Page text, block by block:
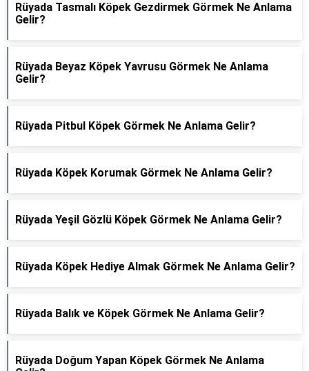
Rüyada Tasmalı Köpek Gezdirmek Görmek Ne Anlama
Gelir?
Rüyada Beyaz Köpek Yavrusu Görmek Ne Anlama
Gelir?
Rüyada Pitbul Köpek Görmek Ne Anlama Gelir?
Rüyada Köpek Korumak Görmek Ne Anlama Gelir?
Rüyada Yeşil Gözlü Köpek Görmek Ne Anlama Gelir?
Rüyada Köpek Hediye Almak Görmek Ne Anlama Gelir?
Rüyada Balık ve Köpek Görmek Ne Anlama Gelir?
Rüyada Doğum Yapan Köpek Görmek Ne Anlama